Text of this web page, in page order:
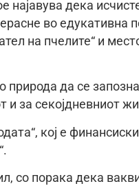
најавува дека
во едукативна
на пчелите“ и
природа да се
и за секојдневниот
кој е
со порака дека